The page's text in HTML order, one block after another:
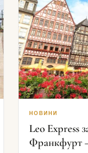
НОВИНИ
Leo Express
Франкфурт